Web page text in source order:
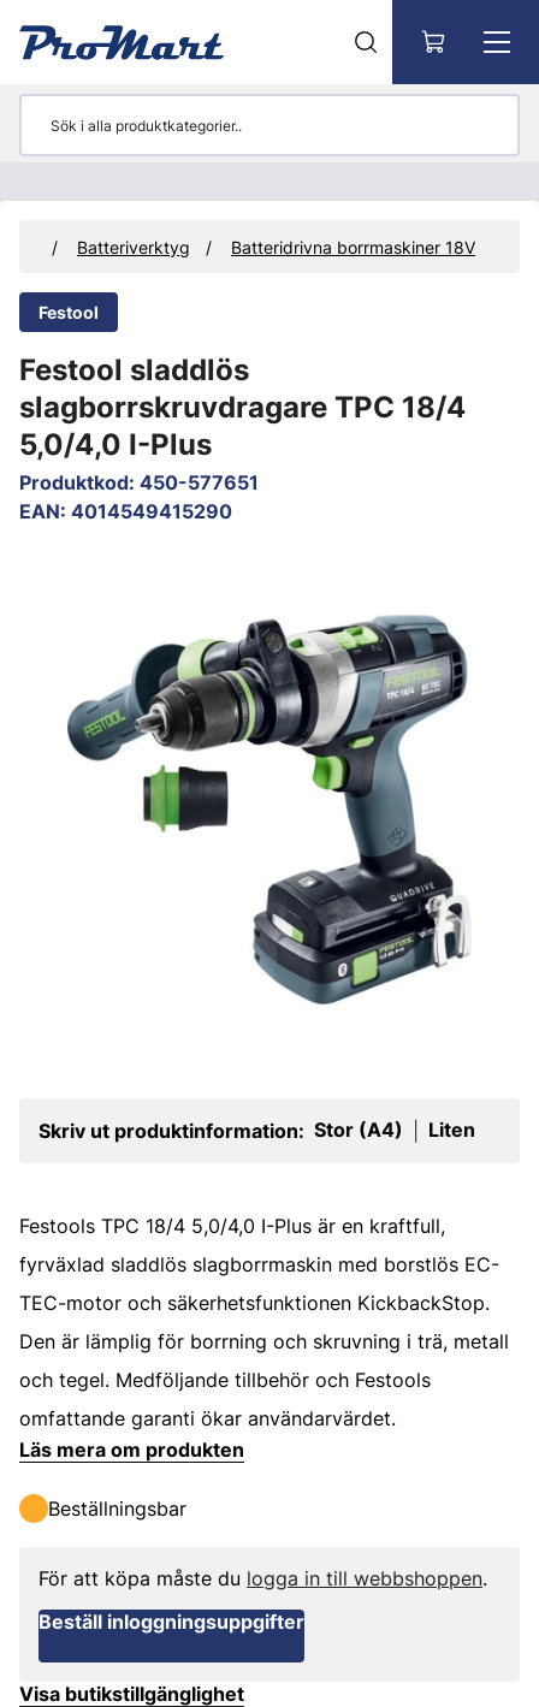
Batteriverktyg Batteridrivna borrmaskiner 18V
Festool
Festool sladdlös
slagborrskruvdragare TPC 18/4
5,0/4,0 I-Plus
Produktkod: 450-577651
EAN: 4014549415290
Skriv ut produktinformation: Stor (A4) Liten
Festools TPC 18/4 5,0/4,0 I-Plus är en kraftfull,
fyrväxlad sladdlös slagborrmaskin med borstlös EC-
TEC-motor och säkerhetsfunktionen KickbackStop.
Den är lämplig för borrning och skruvning i trä, metall
och tegel. Medföljande tillbehör och Festools
omfattande garanti ökar användarvärdet.
Läs mera om produkten
Beställningsbar
För att köpa måste du logga in till webbshoppen.
Beställ inloggningsuppgifter
Visa butikstillgänglighet